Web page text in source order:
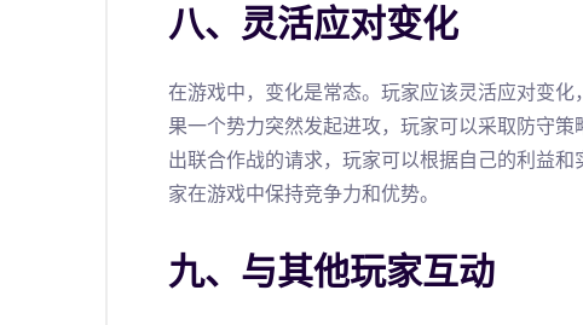
八、灵活应对变化
在游戏中，变化是常态。玩家应该灵活应对变
果一个势力突然发起进攻，玩家可以采取防守
出联合作战的请求，玩家可以根据自己的利益
家在游戏中保持竞争力和优势。
九、与其他玩家互动